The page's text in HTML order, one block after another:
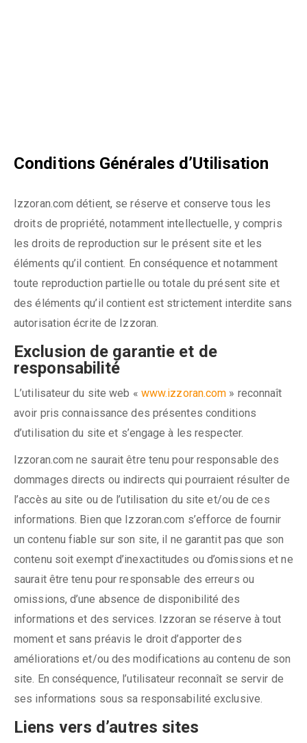
Conditions Générales d’Utilisation
Izzoran.com détient, se réserve et conserve tous les
droits de propriété, notamment intellectuelle, y compris
les droits de reproduction sur le présent site et les
éléments qu’il contient. En conséquence et notamment
toute reproduction partielle ou totale du présent site et
des éléments qu’il contient est strictement interdite sans
autorisation écrite de Izzoran.
Exclusion de garantie et de
responsabilité
L’utilisateur du site web « www.izzoran.com » reconnaît
avoir pris connaissance des présentes conditions
d’utilisation du site et s’engage à les respecter.
Izzoran.com ne saurait être tenu pour responsable des
dommages directs ou indirects qui pourraient résulter de
l’accès au site ou de l’utilisation du site et/ou de ces
informations. Bien que Izzoran.com s’efforce de fournir
un contenu fiable sur son site, il ne garantit pas que son
contenu soit exempt d’inexactitudes ou d’omissions et ne
saurait être tenu pour responsable des erreurs ou
omissions, d’une absence de disponibilité des
informations et des services. Izzoran se réserve à tout
moment et sans préavis le droit d’apporter des
améliorations et/ou des modifications au contenu de son
site. En conséquence, l’utilisateur reconnaît se servir de
ses informations sous sa responsabilité exclusive.
Liens vers d’autres sites